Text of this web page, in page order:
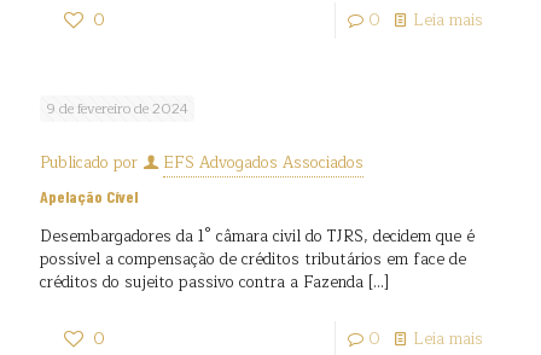
0 0 Leia mais
9 de fevereiro de 2024
Publicado por EFS Advogados Associados
Apelação Cível
Desembargadores da 1° câmara civil do TJRS, decidem que é
possível a compensação de créditos tributários em face de
créditos do sujeito passivo contra a Fazenda […]
0 0 Leia mais